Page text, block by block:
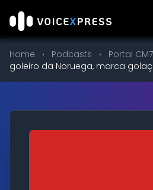
Home › Podcasts › Portal CM7
goleiro da Noruega, marca